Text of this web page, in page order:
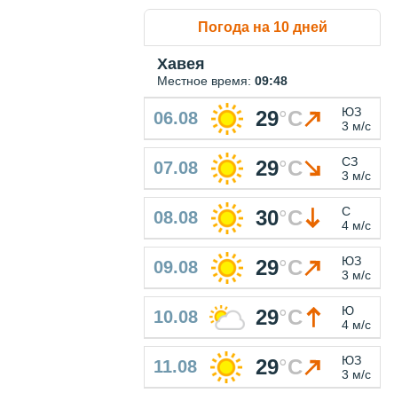
Погода на 10 дней
Хавея
Местное время: 09:48
06.08 29°C
ЮЗ
3 м/с
07.08 29°C
СЗ
3 м/с
08.08 30°C
С
4 м/с
09.08 29°C
ЮЗ
3 м/с
10.08 29°C
Ю
4 м/с
11.08 29°C
ЮЗ
3 м/с